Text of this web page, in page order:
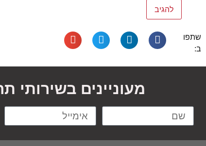
שתפו
ב:
מעוניינים בשירותי